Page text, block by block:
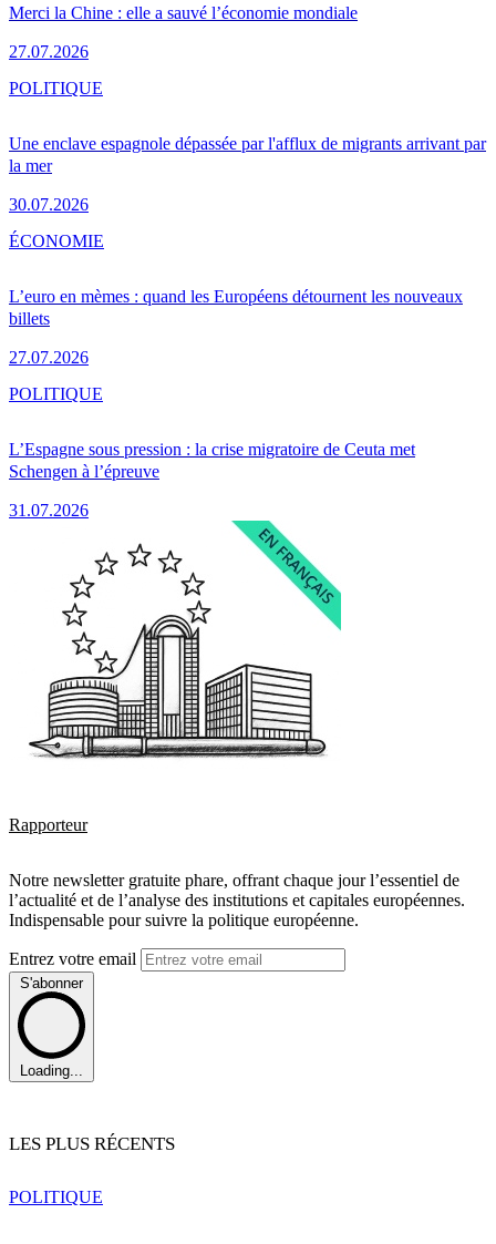
Merci la Chine : elle a sauvé l’économie mondiale
27.07.2026
Une enclave espagnole dépassée par l'afflux de migrants arrivant par
la mer
30.07.2026
POLITIQUE
L’euro en mèmes : quand les Européens détournent les nouveaux
billets
27.07.2026
ÉCONOMIE
L’Espagne sous pression : la crise migratoire de Ceuta met
Schengen à l’épreuve
31.07.2026
POLITIQUE
Rapporteur
Notre newsletter gratuite phare, offrant chaque jour l’essentiel de
l’actualité et de l’analyse des institutions et capitales européennes.
Indispensable pour suivre la politique européenne.
Entrez votre email
S'abonner
Loading...
LES PLUS RÉCENTS
POLITIQUE